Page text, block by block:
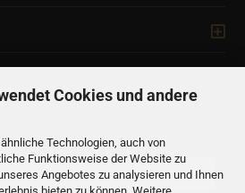
Cookies und andere
Technologien, auch von
Funktionsweise der Website zu
Angebotes zu analysieren und Ihnen
Newsletter